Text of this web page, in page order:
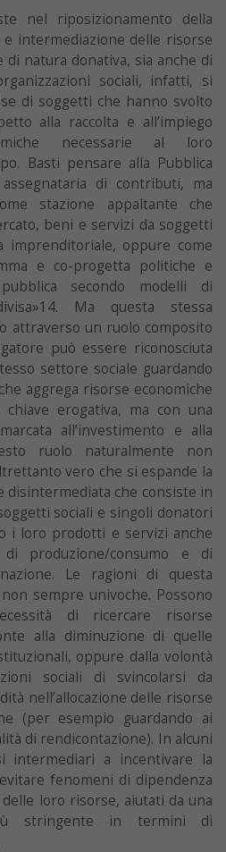
nel riposizionamento della
intermediazione delle risorse
di natura donativa, sia anche di
sociali, infatti, si
di soggetti che hanno svolto
alla raccolta e all’impiego
necessarie al loro
Basti pensare alla Pubblica
di contributi, ma
stazione appaltante che
beni e servizi da soggetti
imprenditoriale, oppure come
e co-progetta politiche e
secondo modelli di
Ma questa stessa
attraverso un ruolo composito
può essere riconosciuta
settore sociale guardando
aggrega risorse economiche
erogativa, ma con una
all’investimento e alla
ruolo naturalmente non
vero che si espande la
disintermediata che consiste in
sociali e singoli donatori
i loro prodotti e servizi anche
produzione/consumo e di
Le ragioni di questa
sempre univoche. Possono
di ricercare risorse
alla diminuzione di quelle
oppure dalla volontà
sociali di svincolarsi da
nell’allocazione delle risorse
(per esempio guardando ai
di rendicontazione). In alcuni
intermediari a incentivare la
fenomeni di dipendenza
loro risorse, aiutati da una
stringente in termini di